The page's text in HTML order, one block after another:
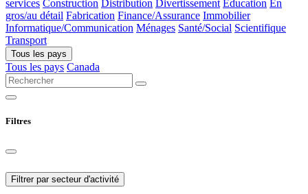
services Construction Distribution Divertissement Éducation En
gros/au détail Fabrication Finance/Assurance Immobilier
Informatique/Communication Ménages Santé/Social Scientifique
Transport
Tous les pays
Tous les pays Canada
Filtres
Filtrer par secteur d'activité